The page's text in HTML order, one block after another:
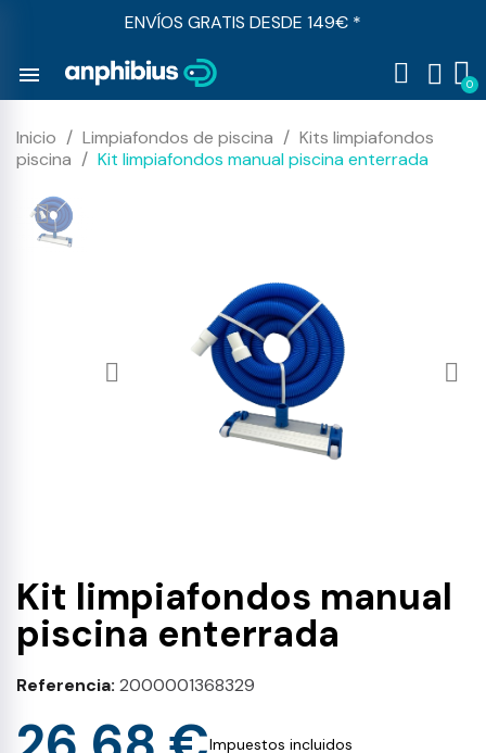
ENVÍOS GRATIS DESDE 149€ *
menu
Inicio Limpiafondos de piscina
Kits limpiafondos
piscina
Kit limpiafondos manual piscina enterrada
Kit limpiafondos manual
piscina enterrada
Referencia 2000001368329
Impuestos incluidos